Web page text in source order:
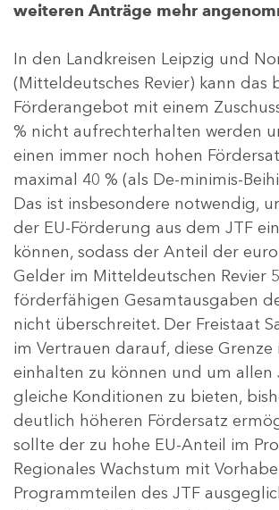
weiteren Anträge mehr
In den Landkreisen Leipzig und
(Mitteldeutsches Revier) kann das
Förderangebot mit einem
% nicht aufrechterhalten werden
einen immer noch hohen
maximal 40 % (als De-minimis-
Das ist insbesondere notwendig,
der EU-Förderung aus dem JTF
können, sodass der Anteil der
Gelder im Mitteldeutschen Revier
förderfähigen Gesamtausgaben
nicht überschreitet. Der Freistaat
im Vertrauen darauf, diese Grenze
einhalten zu können und um allen
gleiche Konditionen zu bieten,
deutlich höheren Fördersatz
sollte der zu hohe EU-Anteil im
Regionales Wachstum mit
Programmteilen des JTF